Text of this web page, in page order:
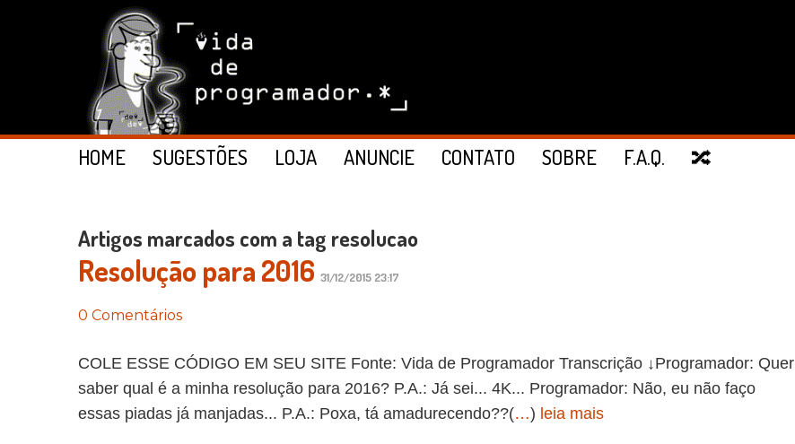
HOME SUGESTÕES LOJA ANUNCIE CONTATO SOBRE F.A.Q. 🔀
Artigos marcados com a tag resolucao
Resolução para 2016 31/12/2015 23:17
0 Comentários
COLE ESSE CÓDIGO EM SEU SITE Fonte: Vida de Programador Transcrição ↓Programador: Quer
saber qual é a minha resolução para 2016? P.A.: Já sei... 4K... Programador: Não, eu não faço
essas piadas já manjadas... P.A.: Poxa, tá amadurecendo??(…) leia mais